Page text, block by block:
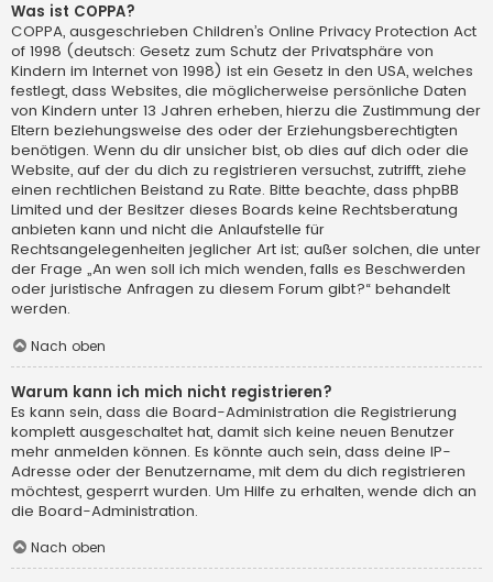
Was ist COPPA?
COPPA, ausgeschrieben Children’s Online Privacy Protection Act
of 1998 (deutsch: Gesetz zum Schutz der Privatsphäre von
Kindern im Internet von 1998) ist ein Gesetz in den USA, welches
festlegt, dass Websites, die möglicherweise persönliche Daten
von Kindern unter 13 Jahren erheben, hierzu die Zustimmung der
Eltern beziehungsweise des oder der Erziehungsberechtigten
benötigen. Wenn du dir unsicher bist, ob dies auf dich oder die
Website, auf der du dich zu registrieren versuchst, zutrifft, ziehe
einen rechtlichen Beistand zu Rate. Bitte beachte, dass phpBB
Limited und der Besitzer dieses Boards keine Rechtsberatung
anbieten kann und nicht die Anlaufstelle für
Rechtsangelegenheiten jeglicher Art ist; außer solchen, die unter
der Frage „An wen soll ich mich wenden, falls es Beschwerden
oder juristische Anfragen zu diesem Forum gibt?“ behandelt
werden.
Nach oben
Warum kann ich mich nicht registrieren?
Es kann sein, dass die Board-Administration die Registrierung
komplett ausgeschaltet hat, damit sich keine neuen Benutzer
mehr anmelden können. Es könnte auch sein, dass deine IP-
Adresse oder der Benutzername, mit dem du dich registrieren
möchtest, gesperrt wurden. Um Hilfe zu erhalten, wende dich an
die Board-Administration.
Nach oben